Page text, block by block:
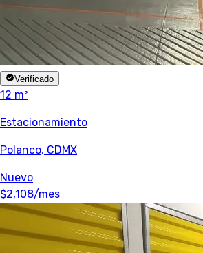
Verificado
12 m²
Estacionamiento
Polanco, CDMX
Nuevo
$2,108/mes